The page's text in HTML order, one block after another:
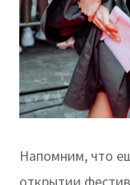
Напомним, что